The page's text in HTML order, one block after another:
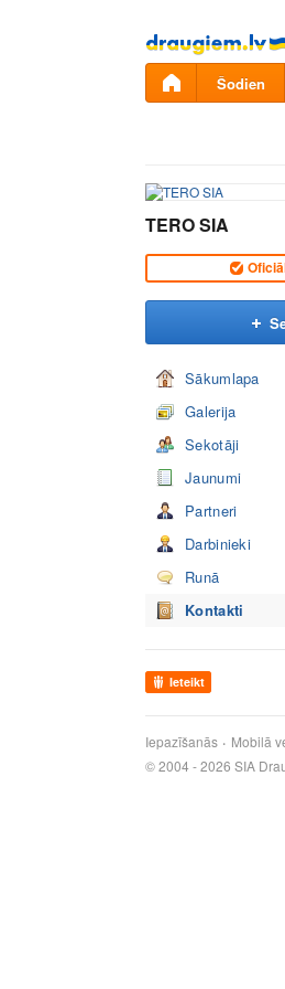
Pāriet
uz
saturu
Šodien
TERO SIA
Sākumlapa
Galerija
Sekotāji
Jaunumi
Partneri
Darbinieki
Runā
Kontakti
Ieteikt
Iepazīšanās Mobilā
© 2004 - 2026 SIA